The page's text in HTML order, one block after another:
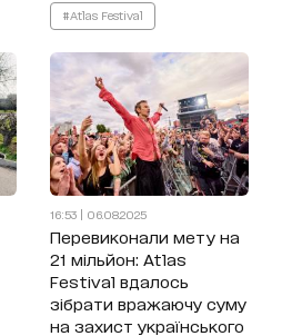
#Atlas Festival
16:53 | 06.08.2025
Перевиконали мету на
21 мільйон: Atlas
Festival вдалось
зібрати вражаючу суму
на захист українського